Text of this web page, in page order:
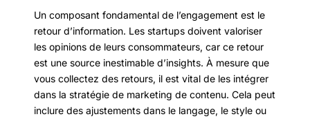
Un composant fondamental de l’engagement est le
retour d’information. Les startups doivent valoriser
les opinions de leurs consommateurs, car ce retour
est une source inestimable d’insights. À mesure que
vous collectez des retours, il est vital de les intégrer
dans la stratégie de marketing de contenu. Cela peut
inclure des ajustements dans le langage, le style ou